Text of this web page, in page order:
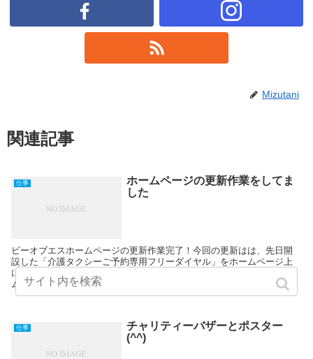
Mizutani
関連記事
仕事
ホームページの更新作業をしてま
した
ビーオブエスホームページの更新作業完了！今回の更新はは、先日開
設した「介護タクシーご予約専用フリーダイヤル」をホームページ上
に掲載しました。金曜日の朝礼で、介護タクシーの責任者より「ホー
ムページにフリーダイヤルのことは掲載されてる？」と聞か...
仕事
チャリティーバザーとポスター
(^^)